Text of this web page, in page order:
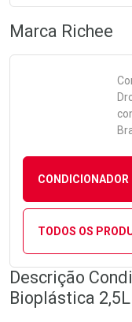
Marca Richee
CONDICIONADOR
TODOS OS
Descrição
Bioplástica 2,5L